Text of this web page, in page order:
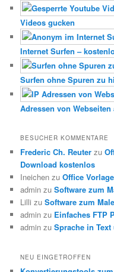
Videos gucken
Internet Surfen –
Surfen ohne Spuren zu
Adressen von
BESUCHER KOMMENTARE
Frederic Ch. Reuter zu
Download kostenlos
Ineichen zuOffice
admin zuSoftware zum
Lilli zuSoftware zum
admin zu Einfaches FTP
admin zuSprache in
NEU EINGETROFFEN